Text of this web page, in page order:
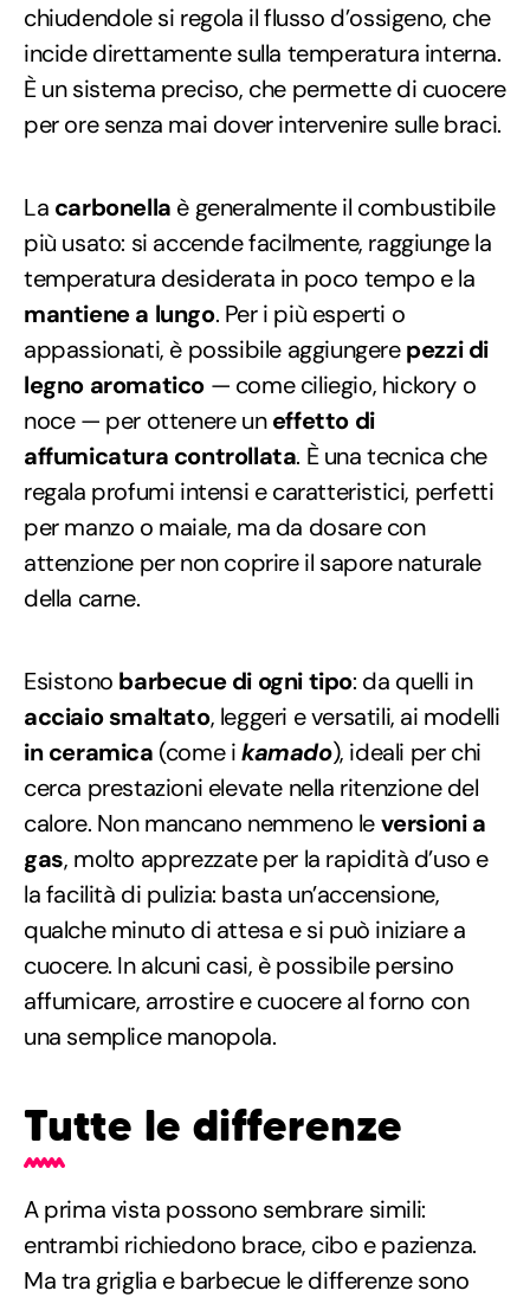
chiudendole si regola il flusso d’ossigeno, che
incide direttamente sulla temperatura interna.
È un sistema preciso, che permette di cuocere
per ore senza mai dover intervenire sulle braci.
La carbonella è generalmente il combustibile
più usato: si accende facilmente, raggiunge la
temperatura desiderata in poco tempo e la
mantiene a lungo. Per i più esperti o
appassionati, è possibile aggiungerepezzi di
legno aromatico — come ciliegio, hickory o
noce — per ottenere uneffetto di
affumicatura controllata. È una tecnica che
regala profumi intensi e caratteristici, perfetti
per manzo o maiale, ma da dosare con
attenzione per non coprire il sapore naturale
della carne.
Esistono barbecue di ogni tipo: da quelli in
acciaio smaltato, leggeri e versatili, ai modelli
in ceramica (come ikamado), ideali per chi
cerca prestazioni elevate nella ritenzione del
calore. Non mancano nemmeno leversioni a
gas, molto apprezzate per la rapidità d’uso e
la facilità di pulizia: basta un’accensione,
qualche minuto di attesa e si può iniziare a
cuocere. In alcuni casi, è possibile persino
affumicare, arrostire e cuocere al forno con
una semplice manopola.
Tutte le differenze
A prima vista possono sembrare simili:
entrambi richiedono brace, cibo e pazienza.
Ma tra griglia e barbecue le differenze sono